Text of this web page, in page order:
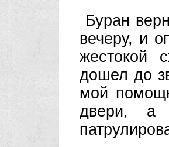
Буран
вечеру, и
жестокой
дошел до
мой
двери, а